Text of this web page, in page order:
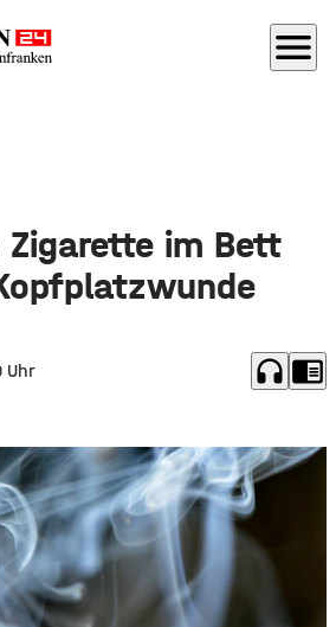
menu
im Bett
Uhr headphones chrome_reader_mode